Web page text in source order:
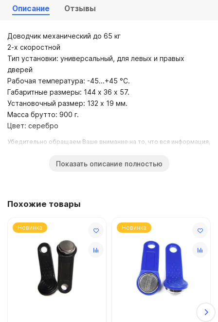
Описание Отзывы
Доводчик механический до 65 кг
2-х скоростной
Тип установки: универсальный, для левых и правых
дверей
Рабочая температура: -45...+45 °С.
Габаритные размеры: 144 х 36 х 57.
Установочный размер: 132 х 19 мм.
Масса брутто: 900 г.
Цвет: серебро
Убедительно обращаем Ваше внимание на то, что вся информация,
информационный характер и не являются публичной офертой,
Тех. поддержка
Гарантия
Контакты
Где купить?
Дилерам Инсталляторам
Показать описание полностью
Похожие товары
Новинка Новинка